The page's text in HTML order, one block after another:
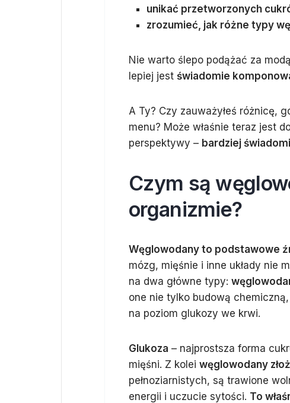
unikać przetworzonych
zrozumieć, jak różne typy
Nie warto ślepo podążać za
lepiej jest świadomie
A Ty? Czy zauważyłeś różnicę,
menu? Może właśnie teraz jest
perspektywy – bardziej
Czym są
organizmie?
Węglowodany to podstawowe
mózg, mięśnie i inne układy nie
na dwa główne typy:
one nie tylko budową
na poziom glukozy we krwi.
Glukoza – najprostsza forma
mięśni. Z kolei węglowodany
pełnoziarnistych, są trawione
energii i uczucie sytości. To